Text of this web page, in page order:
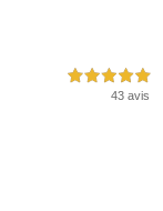
5,0 étoiles sur 5
43 avis